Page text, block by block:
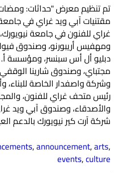
تم تنظيم معرض "حداثات: ومضات
مقتنيات آبي ويد غراي في
غراي للفنون في جامعة
ومهفيس أريبورنو، وصندوق
دبليو أل أس سبنسر، ومؤسسة أ.
مجتباي، وصندوق شارينا
وشركة واصفدار الخاصة للبناء،
رئيس متحف غراي للفنون،
والأصدقاء، وصندوق آبي ويد
شركة آرت كير نيويورك بالدعم
,announcement,arts
events,culture